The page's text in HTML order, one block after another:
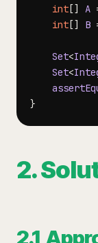
int [] A
int [] B
Set<
Set<
}
2.
2.1